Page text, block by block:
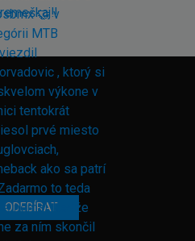
ODEBÍRAT